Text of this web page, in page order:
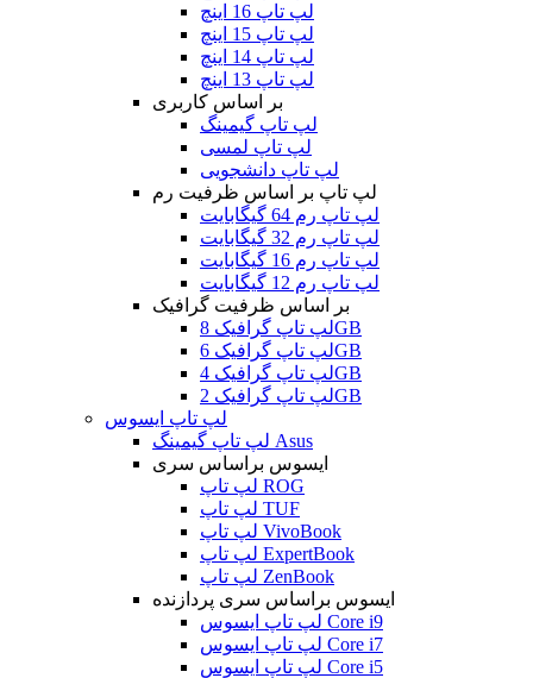
لپ تاپ 16 اینچ
لپ تاپ 15 اینچ
لپ تاپ 14 اینچ
لپ تاپ 13 اینچ
بر اساس کاربری
لپ تاپ گیمینگ
لپ تاپ لمسی
لپ تاپ دانشجویی
لپ تاپ بر اساس ظرفیت رم
لپ تاپ رم 64 گیگابایت
لپ تاپ رم 32 گیگابایت
لپ تاپ رم 16 گیگابایت
لپ تاپ رم 12 گیگابایت
بر اساس ظرفیت گرافیک
لپ تاپ گرافیک 8GB
لپ تاپ گرافیک 6GB
لپ تاپ گرافیک 4GB
لپ تاپ گرافیک 2GB
لپ تاپ ایسوس
لپ تاپ گیمینگ Asus
ایسوس براساس سری
لپ تاپ ROG
لپ تاپ TUF
لپ تاپ VivoBook
لپ تاپ ExpertBook
لپ تاپ ZenBook
ایسوس براساس سری پردازنده
لپ تاپ ایسوس Core i9
لپ تاپ ایسوس Core i7
لپ تاپ ایسوس Core i5